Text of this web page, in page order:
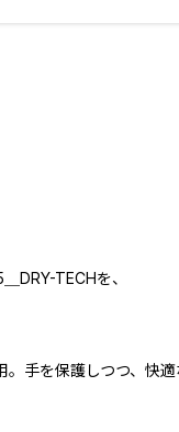
DRY-TECHを、
。手を保護しつつ、快